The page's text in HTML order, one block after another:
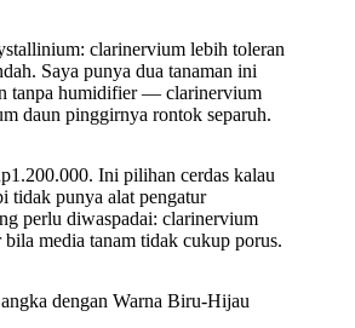
clarinervium lebih toleran
Saya punya dua tanaman ini
tanpa humidifier — clarinervium
daun pinggirnya rontok separuh.
Ini pilihan cerdas kalau
tidak punya alat pengatur
perlu diwaspadai: clarinervium
media tanam tidak cukup porus.
dengan Warna Biru-Hijau